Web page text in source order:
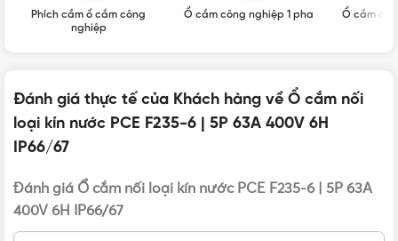
Giao hàng: Giao nhanh toàn quốc
Tình trạng hàng hóa: Mới 100%, chưa qua sử dụng
Ổ cắm F235-6là dòng sản phẩm chuyên dùng cho dòng
điện 5 pha. Có cường độ dòng điện 63A và điện áp 400V
đặt đơn giản giúp việc kết nối với thiết bị trở nên nhanh
chóng và tiện lợi hơn mà không mất nhiều công sức và chi
Phích cắm ổ cắm công
nghiệp
Ổ cắm công nghiệp 1 pha Ổ cắm
Đánh giá thực tế của Khách hàng về Ổ cắm nối
loại kín nước PCE F235-6 | 5P 63A 400V 6H
IP66/67
Đánh giá Ổ cắm nối loại kín nước PCE F235-6 | 5P 63A
400V 6H IP66/67